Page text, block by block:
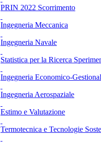
PRIN 2022 Scorrimento
Ingegneria Meccanica
Ingegneria Navale
Statistica per la Ricerca
Ingegneria Economico-
Ingegneria Aerospaziale
Estimo e Valutazione
Termotecnica e Tecnologie